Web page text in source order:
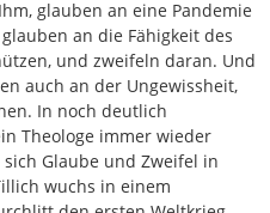
auch in Marburg
hat in dieser Zeit nach
ein Vortrag, ein Aufsatz
und Zweifel, die
in einer ersten Version,
Es ist ein
seine Theologie
die Grundidee dieses
glauben an eine Pandemie
an die Fähigkeit des
und zweifeln daran. Und
auch an der Ungewissheit,
In noch deutlich
Theologe immer wieder
Glaube und Zweifel in
wuchs in einem